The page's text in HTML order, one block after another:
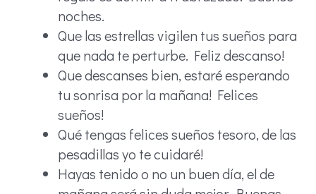
noches.
Que las estrellas vigilen tus sueños para
que nada te perturbe. Feliz descanso!
Que descanses bien, estaré esperando
tu sonrisa por la mañana! Felices
sueños!
Qué tengas felices sueños tesoro, de las
pesadillas yo te cuidaré!
Hayas tenido o no un buen día, el de